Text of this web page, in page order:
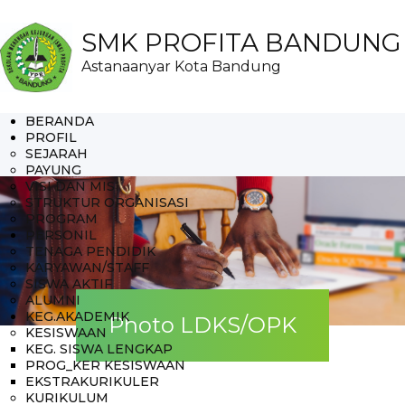
SMK PROFITA BANDUNG
Astanaanyar Kota Bandung
BERANDA
PROFIL
SEJARAH
PAYUNG
VISI DAN MISI
STRUKTUR ORGANISASI
PROGRAM
PERSONIL
TENAGA PENDIDIK
KARYAWAN/STAFF
SISWA AKTIF
ALUMNI
KEG.AKADEMIK
KESISWAAN
KEG. SISWA LENGKAP
PROG_KER KESISWAAN
EKSTRAKURIKULER
KURIKULUM
Photo LDKS/OPK